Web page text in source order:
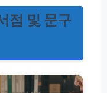
점 및 문구